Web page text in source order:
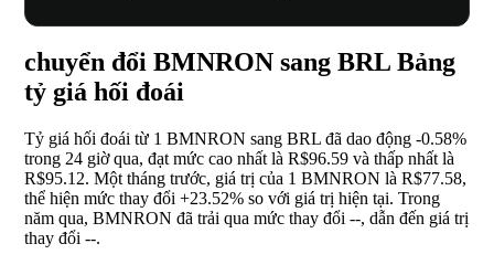
chuyển đổi BMNRON sang BRL Bảng
tỷ giá hối đoái
Tỷ giá hối đoái từ 1 BMNRON sang BRL đã dao động -0.58%
trong 24 giờ qua, đạt mức cao nhất là R$96.59 và thấp nhất là
R$95.12. Một tháng trước, giá trị của 1 BMNRON là R$77.58,
thể hiện mức thay đổi +23.52% so với giá trị hiện tại. Trong
năm qua, BMNRON đã trải qua mức thay đổi --, dẫn đến giá trị
thay đổi --.